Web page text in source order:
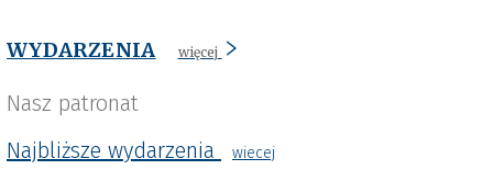
WYDARZENIA więcej
Nasz patronat
Najbliższe wydarzenia
wiecej